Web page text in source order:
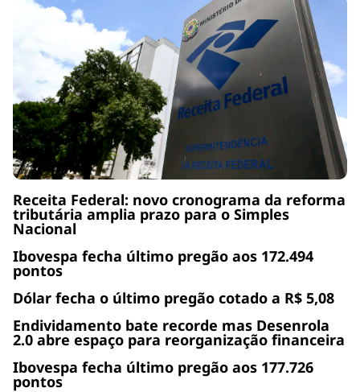
Receita Federal: novo cronograma da reforma
tributária amplia prazo para o Simples
Nacional
Ibovespa fecha último pregão aos 172.494
pontos
Dólar fecha o último pregão cotado a R$ 5,08
Endividamento bate recorde mas Desenrola
2.0 abre espaço para reorganização financeira
Ibovespa fecha último pregão aos 177.726
pontos